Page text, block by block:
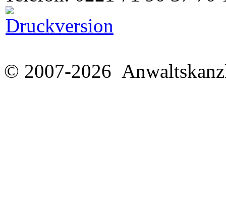
© 2007-2026